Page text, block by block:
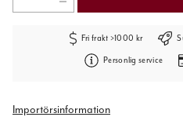
Fri frakt >1000 kr
Personlig service
Importörsinformation